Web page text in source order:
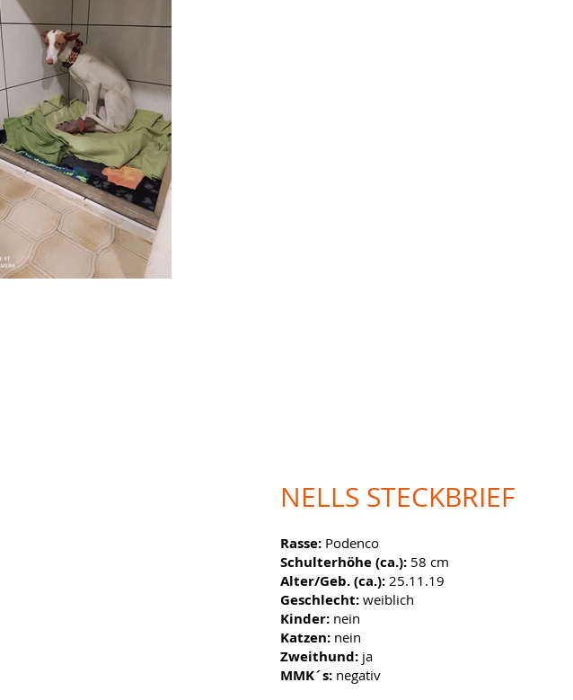
NELLS STECKBRIEF
Rasse: Podenco
Schulterhöhe (ca.): 58 cm
Alter/Geb. (ca.): 25.11.19
Geschlecht: weiblich
Kinder: nein
Katzen: nein
Zweithund: ja
MMK´s: negativ